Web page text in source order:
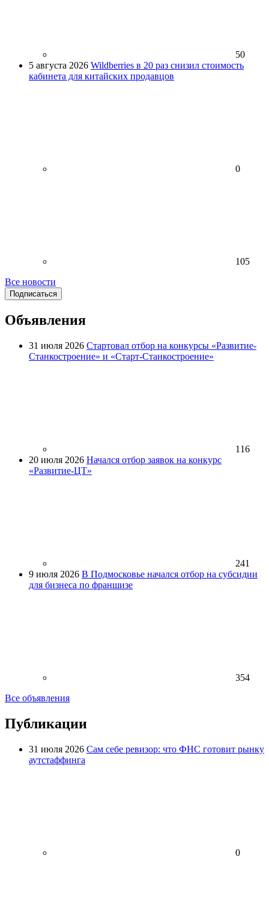
50
5 августа 2026 Wildberries в 20 раз снизил стоимость
кабинета для китайских продавцов
0
105
Все новости
Подписаться
Объявления
31 июля 2026 Стартовал отбор на конкурсы «Развитие-
Станкостроение» и «Старт-Станкостроение»
116
20 июля 2026 Начался отбор заявок на конкурс
«Развитие-ЦТ»
241
9 июля 2026 В Подмосковье начался отбор на субсидии
для бизнеса по франшизе
354
Все объявления
Публикации
31 июля 2026 Сам себе ревизор: что ФНС готовит рынку
аутстаффинга
0